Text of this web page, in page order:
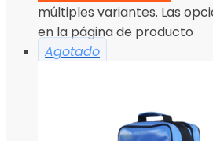
múltiples variantes. Las
en la página de producto
Agotado